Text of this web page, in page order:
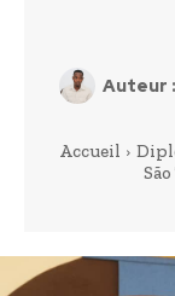
Auteur :
Accueil